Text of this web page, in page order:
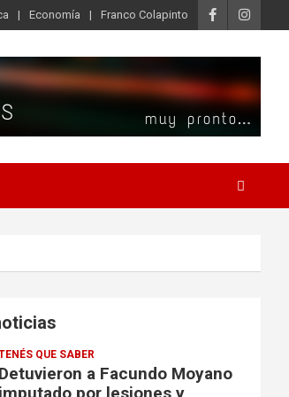
Economía Franco Colapinto
QUE SABER
Detuvieron a Facundo Moyano